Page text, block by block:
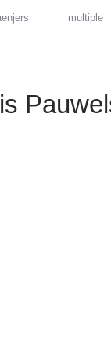
multiple